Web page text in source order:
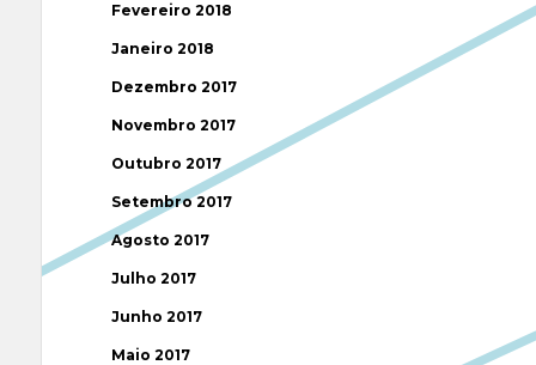
Fevereiro 2018
Janeiro 2018
Dezembro 2017
Novembro 2017
Outubro 2017
Setembro 2017
Agosto 2017
Julho 2017
Junho 2017
Maio 2017